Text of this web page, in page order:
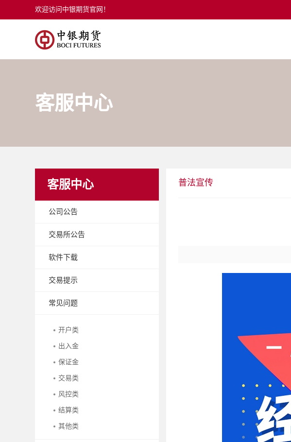
欢迎访问中银期货官网！
客服中心
客服中心
公司公告
交易所公告
软件下载
交易提示
常见问题
开户类
出入金
保证金
交易类
风控类
结算类
其他类
普法宣传